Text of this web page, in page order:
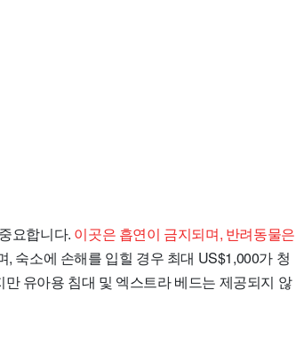
요합니다. 이곳은 흡연이 금지되며, 반려동물은
숙소에 손해를 입힐 경우 최대 US$1,000가 청
유아용 침대 및 엑스트라 베드는 제공되지 않